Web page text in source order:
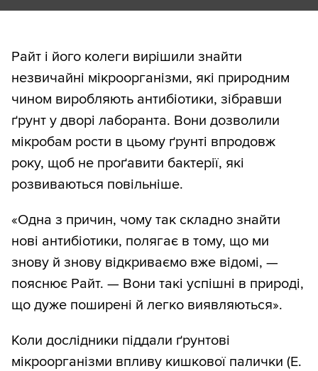
Райт і його колеги вирішили знайти
незвичайні мікроорганізми, які природним
чином виробляють антибіотики, зібравши
ґрунт у дворі лаборанта. Вони дозволили
мікробам рости в цьому ґрунті впродовж
року, щоб не проґавити бактерії, які
розвиваються повільніше.
«Одна з причин, чому так складно знайти
нові антибіотики, полягає в тому, що ми
знову й знову відкриваємо вже відомі, —
пояснює Райт. — Вони такі успішні в природі,
що дуже поширені й легко виявляються».
Коли дослідники піддали ґрунтові
мікроорганізми впливу кишкової палички (E.